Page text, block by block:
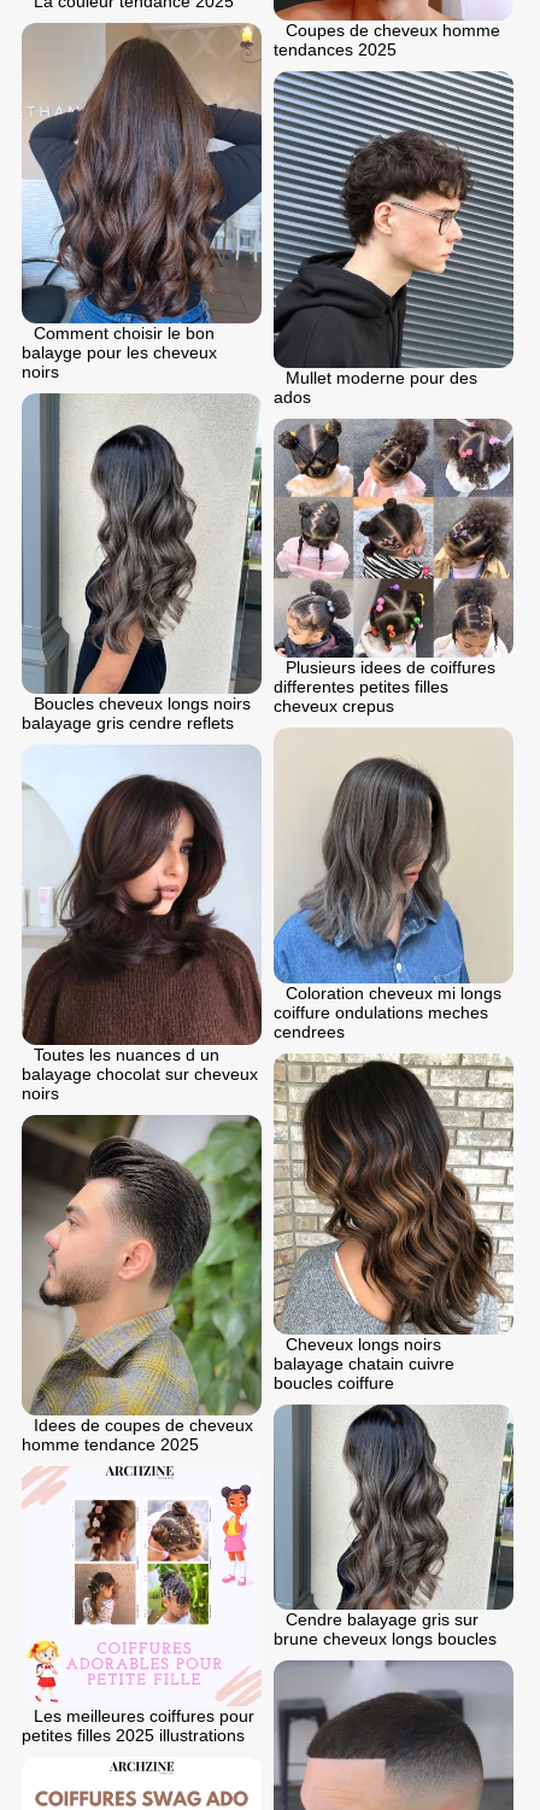
Coupes de cheveux homme
tendances 2025
Comment choisir le bon
balayge pour les cheveux
noirs
Mullet moderne pour des
ados
Boucles cheveux longs noirs
balayage gris cendre reflets
Plusieurs idees de coiffures
differentes petites filles
cheveux crepus
Coloration cheveux mi longs
coiffure ondulations meches
cendrees
Toutes les nuances d un
balayage chocolat sur cheveux
noirs
Cheveux longs noirs
balayage chatain cuivre
boucles coiffure
Idees de coupes de cheveux
homme tendance 2025
Cendre balayage gris sur
brune cheveux longs boucles
Les meilleures coiffures pour
petites filles 2025 illustrations